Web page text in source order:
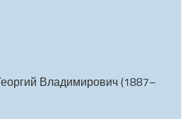
Владимирович (1887–